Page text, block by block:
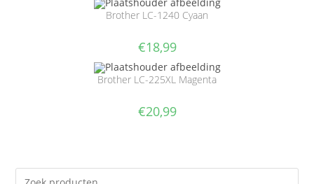
Brother LC-1240 Cyaan
€18,99
Brother LC-225XL Magenta
€20,99